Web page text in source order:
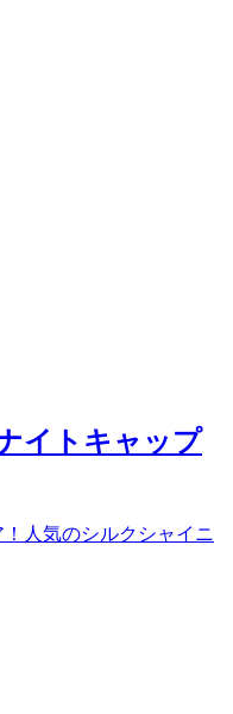
イトキャップ
人気のシルクシャイニ